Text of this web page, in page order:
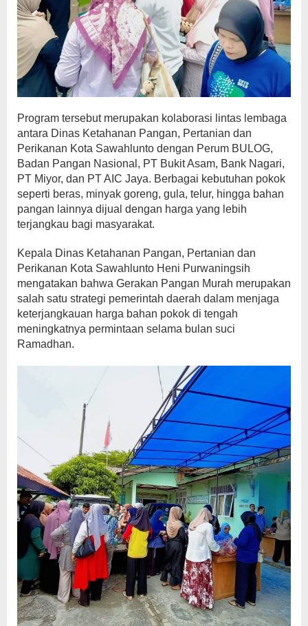
Program tersebut merupakan kolaborasi lintas lembaga
antara Dinas Ketahanan Pangan, Pertanian dan
Perikanan Kota Sawahlunto dengan Perum BULOG,
Badan Pangan Nasional, PT Bukit Asam, Bank Nagari,
PT Miyor, dan PT AIC Jaya. Berbagai kebutuhan pokok
seperti beras, minyak goreng, gula, telur, hingga bahan
pangan lainnya dijual dengan harga yang lebih
terjangkau bagi masyarakat.
Kepala Dinas Ketahanan Pangan, Pertanian dan
Perikanan Kota Sawahlunto Heni Purwaningsih
mengatakan bahwa Gerakan Pangan Murah merupakan
salah satu strategi pemerintah daerah dalam menjaga
keterjangkauan harga bahan pokok di tengah
meningkatnya permintaan selama bulan suci
Ramadhan.